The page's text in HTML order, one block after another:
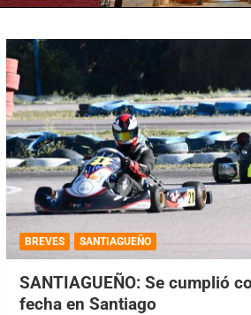
BREVES SANTIAGUEÑO
SANTIAGUEÑO: Se cumplió
fecha en Santiago